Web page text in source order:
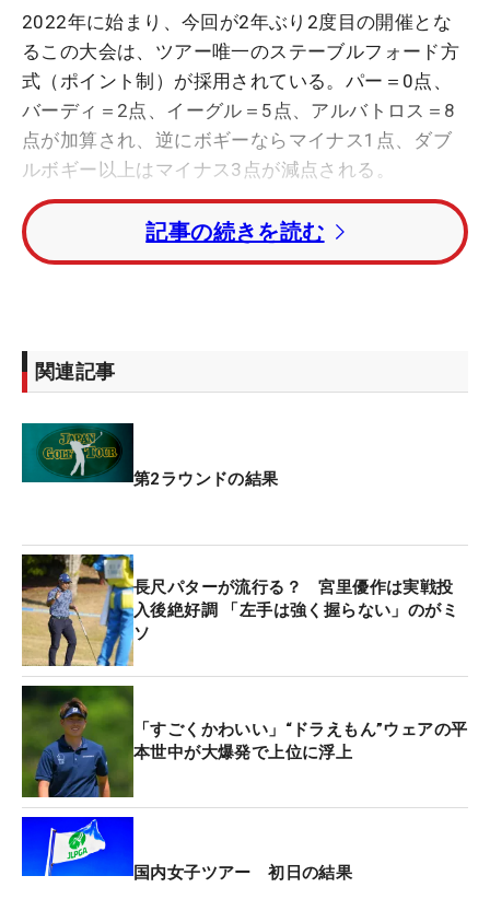
2022年に始まり、今回が2年ぶり2度目の開催とな
るこの大会は、ツアー唯一のステーブルフォード方
式（ポイント制）が採用されている。パー＝0点、
バーディ＝2点、イーグル＝5点、アルバトロス＝8
点が加算され、逆にボギーならマイナス1点、ダブ
ルボギー以上はマイナス3点が減点される。
2017年の賞金王で今年44歳になる宮里優作は、こ
の方式が採用されている米国男子ツアー「バラクー
ど、結構みんな攻めていけている。ピンを狙うこと
に対しての恐怖感がなくなるので、いい試みだと思
選手たちにとって良い経験になる」と、この形式が
もたらす“メリット”について話す。
ジャパンゴルフツアー選手会（JGTPC）が共催して
いる。過去には選手会長を務め、現在は選手会の理
事を務める宮里に、このトーナメント開催の意義を
聞くと、「1つのモデルケースとして、他のスポン
サーの方々にツアーの良さを分かっていただけるよ
うに、そのきっかけ作りとしてはすごくいいと思
う」という考えを示した。今季の国内男子ツアーの
試合数は昨季より3試合減少して、過去最少の23試
合に。人気回復に向けてのひとつの起爆剤として考
えているようだ。
自身は左ひざの故障の影響もあり、「なんとかごま
記事の続きを読む
関連記事
第2ラウンドの結果
長尺パターが流行る？ 宮里優作は実戦投
入後絶好調 「左手は強く握らない」のがミ
ソ
「すごくかわいい」“ドラえもん”ウェアの平
本世中が大爆発で上位に浮上
国内女子ツアー 初日の結果